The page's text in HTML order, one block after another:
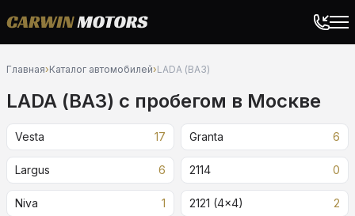
Главная›Каталог автомобилей›LADA (ВАЗ)
LADA (ВАЗ) c пробегом в Москве
Vesta 17 Granta 6
Largus 6 2114 0
Niva 1 2121 (4x4) 2